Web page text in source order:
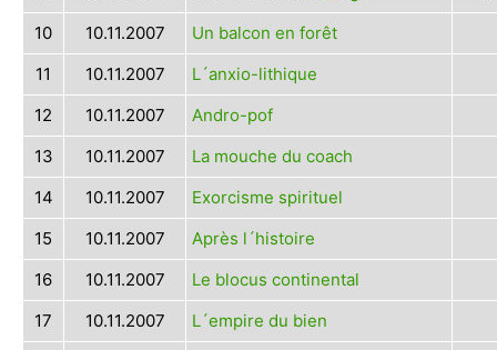
10
10.11.2007
Un balcon en forêt
11
10.11.2007
L´anxio-lithique
12
10.11.2007
Andro-pof
13
10.11.2007
La mouche du coach
14
10.11.2007
Exorcisme spirituel
15
10.11.2007
Après l´histoire
16
10.11.2007
Le blocus continental
17
10.11.2007
L´empire du bien